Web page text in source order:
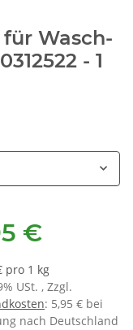
Wasch-
- 1
€
pro 1 kg
USt. , Zzgl.
: 5,95 € bei
nach Deutschland